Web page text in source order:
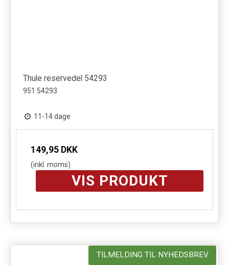
Thule reservedel 54293
951 54293
11-14 dage
149,95 DKK
(inkl. moms)
VIS PRODUKT
TILMELDING TIL NYHEDSBREV